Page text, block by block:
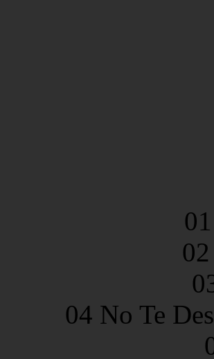
04 No Te